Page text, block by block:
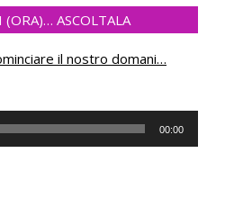
(ORA)… ASCOLTALA
il nostro domani…
00:00